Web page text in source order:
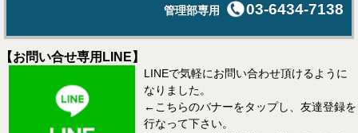
管理部専用 03-6434-7138
【お問い合せ専用LINE】
LINEで気軽にお問い合わせ頂けるように
なりました。
←こちらのバナーをタップし、友達登録を
行なって下さい。